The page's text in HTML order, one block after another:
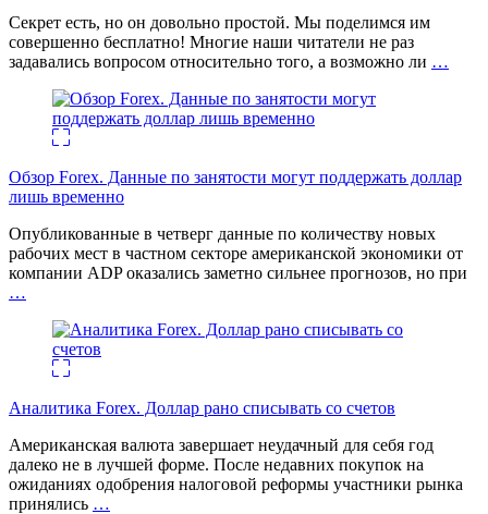
Секрет есть, но он довольно простой. Мы поделимся им
совершенно бесплатно! Многие наши читатели не раз
задавались вопросом относительно того, а возможно ли …
Обзор Forex. Данные по занятости могут поддержать доллар
лишь временно
Опубликованные в четверг данные по количеству новых
рабочих мест в частном секторе американской экономики от
компании ADP оказались заметно сильнее прогнозов, но при
…
Аналитика Forex. Доллар рано списывать со счетов
Американская валюта завершает неудачный для себя год
далеко не в лучшей форме. После недавних покупок на
ожиданиях одобрения налоговой реформы участники рынка
принялись …